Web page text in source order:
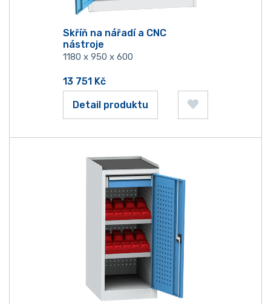
Skříň na nářadí a CNC
nástroje
1180 x 950 x 600
13 751 Kč
Detail produktu